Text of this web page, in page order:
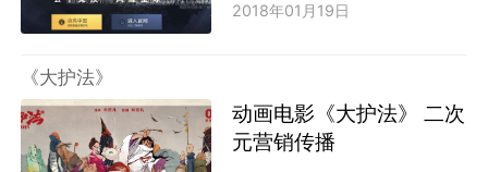
2018年01月19日
《大护法》
动画电影《大护法》 二次
元营销传播